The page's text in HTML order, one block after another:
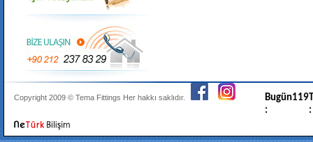
Copyright 2009 © Tema Fittings Her hakkı saklıdır.
Bugün
:
119
: